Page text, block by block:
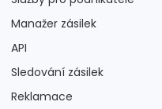
Manažer zásilek
API
Sledování zásilek
Reklamace